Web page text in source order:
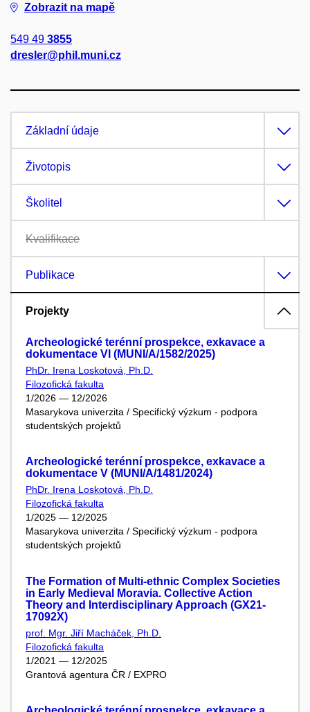
Zobrazit na mapě
549 49 3855
dresler@phil.muni.cz
Základní údaje
Životopis
Školitel
Kvalifikace
Publikace
Projekty
Archeologické terénní prospekce, exkavace a
dokumentace VI (MUNI/A/1582/2025)
PhDr. Irena Loskotová, Ph.D.
Filozofická fakulta
1/2026 — 12/2026
Masarykova univerzita / Specifický výzkum - podpora
studentských projektů
Archeologické terénní prospekce, exkavace a
dokumentace V (MUNI/A/1481/2024)
PhDr. Irena Loskotová, Ph.D.
Filozofická fakulta
1/2025 — 12/2025
Masarykova univerzita / Specifický výzkum - podpora
studentských projektů
The Formation of Multi-ethnic Complex Societies
in Early Medieval Moravia. Collective Action
Theory and Interdisciplinary Approach (GX21-
17092X)
prof. Mgr. Jiří Macháček, Ph.D.
Filozofická fakulta
1/2021 — 12/2025
Grantová agentura ČR / EXPRO